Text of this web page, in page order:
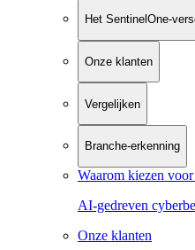
Het SentinelOne-
Onze klanten
Vergelijken
Branche-erkenning
Waarom kiezen
AI-gedreven
Onze klanten